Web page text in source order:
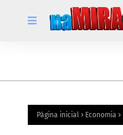
Página inicial Economia